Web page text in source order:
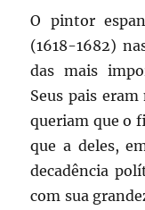
O pintor
(1618-1682)
das mais
Seus pais
queriam que o
que a deles,
decadência
com sua